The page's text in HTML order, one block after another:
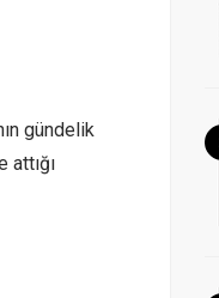
gündelik
attığı